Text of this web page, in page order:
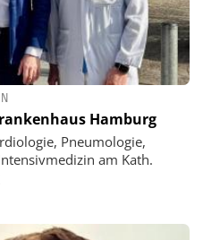
Hamburg
Pneumologie,
am Kath.